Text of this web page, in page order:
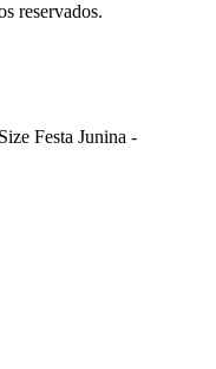
reservados.
Festa Junina -